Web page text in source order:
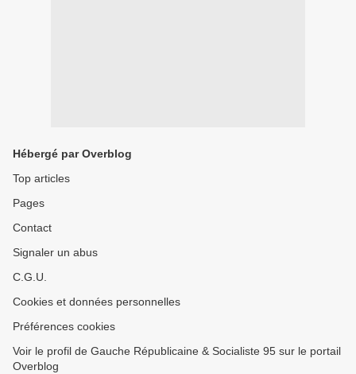
Hébergé par Overblog
Top articles
Pages
Contact
Signaler un abus
C.G.U.
Cookies et données personnelles
Préférences cookies
Voir le profil de Gauche Républicaine & Socialiste 95 sur le portail
Overblog